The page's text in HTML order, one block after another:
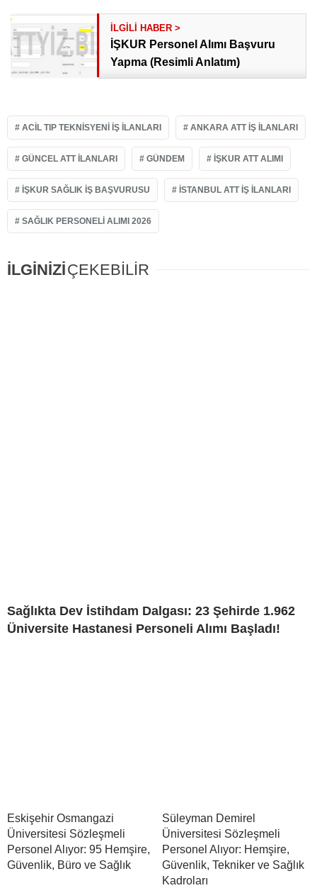
İŞKUR Personel Alımı Başvuru
Yapma (Resimli Anlatım)
ACIL TIP TEKNISYENI IŞ ILANLARI ANKARA ATT IŞ ILANLARI
GÜNCEL ATT ILANLARI GÜNDEM IŞKUR ATT ALIMI
İŞKUR SAĞLIK IŞ BAŞVURUSU İSTANBUL ATT IŞ ILANLARI
SAĞLIK PERSONELI ALIMI 2026
İLGİNİZİÇEKEBİLİR
Sağlıkta Dev İstihdam Dalgası: 23 Şehirde 1.962
Üniversite Hastanesi Personeli Alımı Başladı!
Eskişehir Osmangazi
Üniversitesi Sözleşmeli
Personel Alıyor: 95 Hemşire,
Güvenlik, Büro ve Sağlık
Süleyman Demirel
Üniversitesi Sözleşmeli
Personel Alıyor: Hemşire,
Güvenlik, Tekniker ve Sağlık
Kadroları